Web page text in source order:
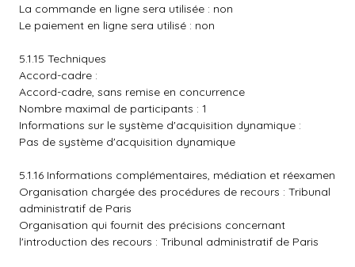
La commande en ligne sera utilisée : non
Le paiement en ligne sera utilisé : non
5.1.15 Techniques
Accord-cadre :
Accord-cadre, sans remise en concurrence
Nombre maximal de participants : 1
Informations sur le système d'acquisition dynamique :
Pas de système d'acquisition dynamique
5.1.16 Informations complémentaires, médiation et réexamen
Organisation chargée des procédures de recours : Tribunal
administratif de Paris
Organisation qui fournit des précisions concernant
l'introduction des recours : Tribunal administratif de Paris